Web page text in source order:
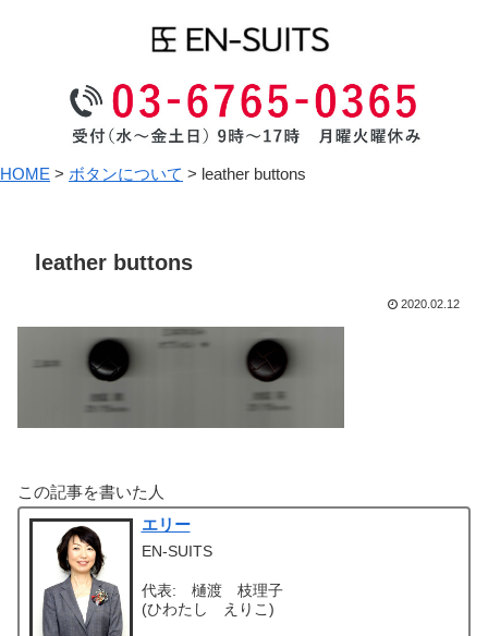
HOME > ボタンについて > leather buttons
leather buttons
2020.02.12
この記事を書いた人
エリー
EN-SUITS
代表: 樋渡 枝理子
(ひわたし えりこ)